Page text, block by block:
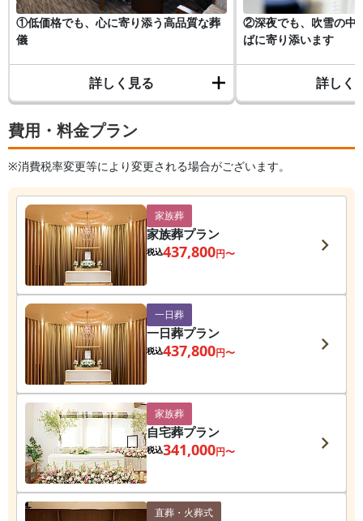
費用・料金プラン
※消費税率変更等により変更される場合がございます。
家族葬
家族葬プラン
税込437,800円〜
一日葬
一日葬プラン
税込437,800円〜
家族葬
自宅葬プラン
税込341,000円〜
直葬・火葬式
①低価格でも、心に寄り添う高品質な葬
儀
詳しく見る
②深夜でも、吹雪の中
ばに寄り添います
詳しく